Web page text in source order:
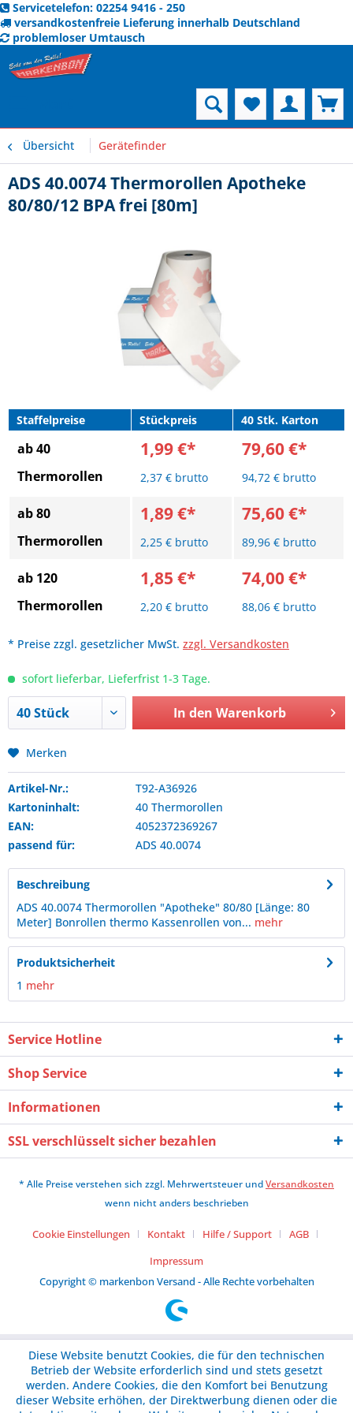
Servicetelefon: 02254 9416 - 250
versandkostenfreie Lieferung innerhalb Deutschland
problemloser Umtausch
Übersicht Gerätefinder
ADS 40.0074 Thermorollen Apotheke
80/80/12 BPA frei [80m]
Staffelpreise Stückpreis 40 Stk. Karton
ab 40
Thermorollen
1,99 €*
2,37 € brutto
79,60 €*
94,72 € brutto
ab 80
Thermorollen
1,89 €*
2,25 € brutto
75,60 €*
89,96 € brutto
ab 120
Thermorollen
1,85 €*
2,20 € brutto
74,00 €*
88,06 € brutto
* Preise zzgl. gesetzlicher MwSt. zzgl. Versandkosten
sofort lieferbar, Lieferfrist 1-3 Tage.
In den Warenkorb
Merken
Artikel-Nr.:
T92-A36926
Kartoninhalt:
40 Thermorollen
EAN:
4052372369267
passend für:
ADS 40.0074
Beschreibung
ADS 40.0074 Thermorollen "Apotheke" 80/80 [Länge: 80
Meter] Bonrollen thermo Kassenrollen von... mehr
Produktsicherheit
1 mehr
Service Hotline
Shop Service
Informationen
SSL verschlüsselt sicher bezahlen
* Alle Preise verstehen sich zzgl. Mehrwertsteuer undVersandkosten
wenn nicht anders beschrieben
Cookie Einstellungen Kontakt Hilfe / Support
AGB
Impressum
Copyright © markenbon Versand - Alle Rechte vorbehalten
Diese Website benutzt Cookies, die für den technischen
Betrieb der Website erforderlich sind und stets gesetzt
werden. Andere Cookies, die den Komfort bei Benutzung
dieser Website erhöhen, der Direktwerbung dienen oder die